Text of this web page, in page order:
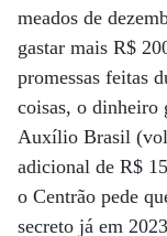
meados de
gastar mais R$
promessas feitas
coisas, o dinheiro
Auxílio Brasil
adicional de R$
o Centrão pede
secreto já em